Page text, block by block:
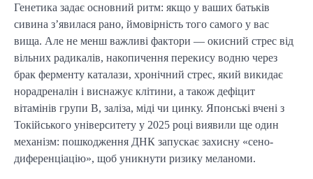
Генетика задає основний ритм: якщо у ваших батьків
сивина з’явилася рано, ймовірність того самого у вас
вища. Але не менш важливі фактори — окисний стрес від
вільних радикалів, накопичення перекису водню через
брак ферменту каталази, хронічний стрес, який викидає
норадреналін і виснажує клітини, а також дефіцит
вітамінів групи B, заліза, міді чи цинку. Японські вчені з
Токійського університету у 2025 році виявили ще один
механізм: пошкодження ДНК запускає захисну «сено-
диференціацію», щоб уникнути ризику меланоми.